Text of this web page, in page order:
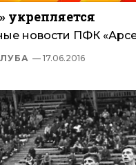
укрепляется
новости ПФК
— 17.06.2016